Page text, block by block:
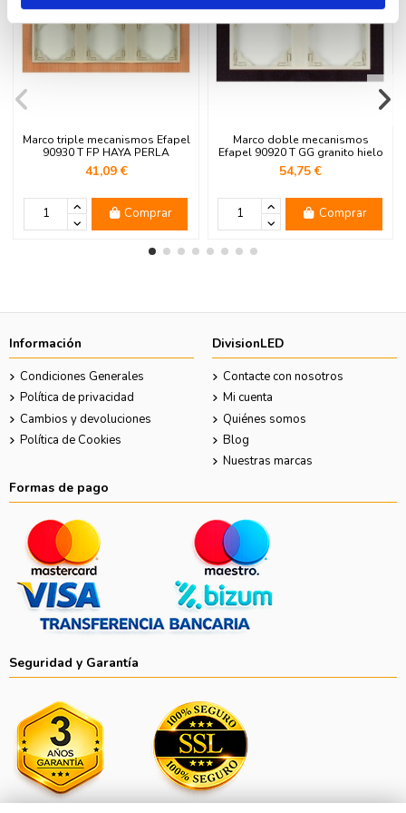
Marco triple mecanismos Efapel
90930 T FP HAYA PERLA
41,09 €
Comprar
Marco doble mecanismos
Efapel 90920 T GG granito hielo
54,75 €
Comprar
Información
Condiciones Generales
Política de privacidad
Cambios y devoluciones
Política de Cookies
DivisionLED
Contacte con nosotros
Mi cuenta
Quiénes somos
Blog
Nuestras marcas
Formas de pago
Seguridad y Garantía